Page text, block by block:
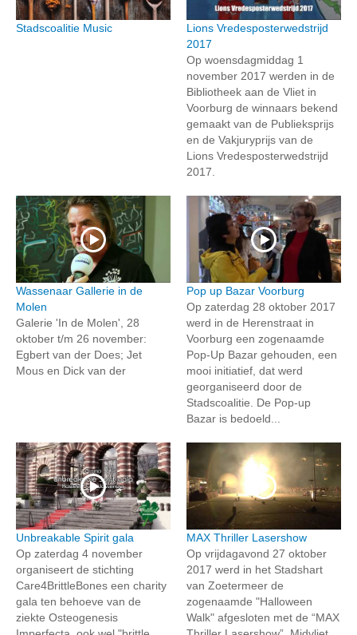
Stadscoalitie Music
Lions Vredesposterwedstrijd
2017
Op woensdagmiddag 1
november 2017 werden in de
Bibliotheek aan de Vliet in
Voorburg de winnaars bekend
gemaakt van de Publieksprijs
en de Vakjuryprijs van de
Lions Vredesposterwedstrijd
2017.
Wassenaar Gallerie in de
Molen
Galerie 'In de Molen', 28
oktober t/m 26 november:
Egbert van der Does; Jet
Mous en Dick van der
Pop up Bazar Voorburg
Op zaterdag 28 oktober 2017
werd in de Herenstraat in
Voorburg een zogenaamde
Pop-Up Bazar gehouden, een
mooi initiatief, dat werd
georganiseerd door de
Stadscoalitie. De Pop-up
Bazar is bedoeld...
Unbreakable Spirit gala
Op zaterdag 4 november
organiseert de stichting
Care4BrittleBones een charity
gala ten behoeve van de
ziekte Osteogenesis
MAX Thriller Lasershow
Op vrijdagavond 27 oktober
2017 werd in het Stadshart
van Zoetermeer de
zogenaamde "Halloween
Walk" afgesloten met de “MAX